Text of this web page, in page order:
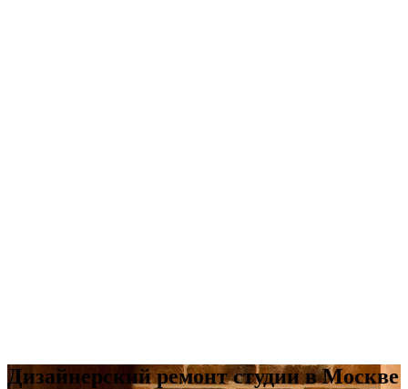
Дизайнерский ремонт студии в Москве